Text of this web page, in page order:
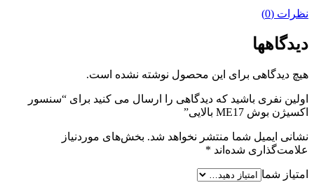
نظرات (0)
دیدگاهها
هیچ دیدگاهی برای این محصول نوشته نشده است.
اولین نفری باشید که دیدگاهی را ارسال می کنید برای “سنسور
اکسیژن بوش ME17 بالایی”
نشانی ایمیل شما منتشر نخواهد شد. بخش‌های موردنیاز
علامت‌گذاری شده‌اند *
امتیاز شما